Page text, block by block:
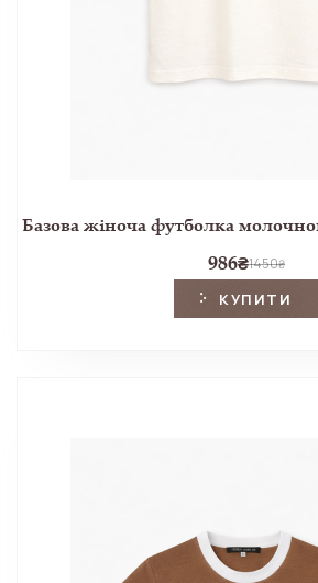
986₴1450₴
КУПИТИ